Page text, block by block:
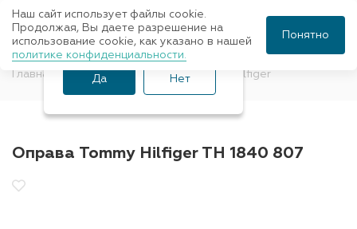
Главная Оправы для очков Tommy Hilfiger
Оправа Tommy Hilfiger TH 1840 807
Ваш город Санкт-
Петербург?
Да Нет
Наш сайт использует файлы cookie.
Продолжая, Вы даете разрешение на
использование cookie, как указано в нашей
политике конфиденциальности.
Понятно